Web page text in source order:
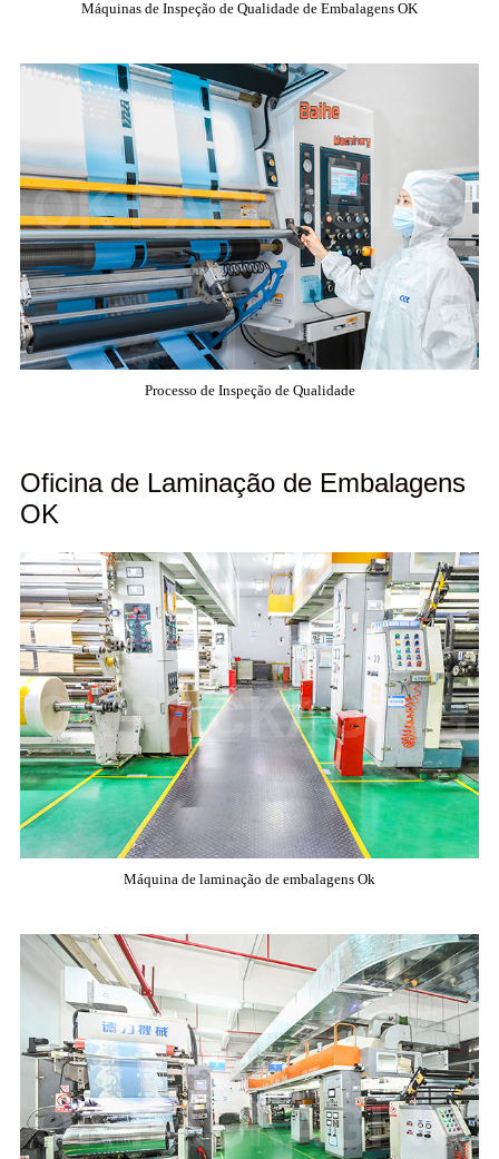
Máquinas de Inspeção de Qualidade de Embalagens OK
Processo de Inspeção de Qualidade
Oficina de Laminação de Embalagens
OK
Máquina de laminação de embalagens Ok